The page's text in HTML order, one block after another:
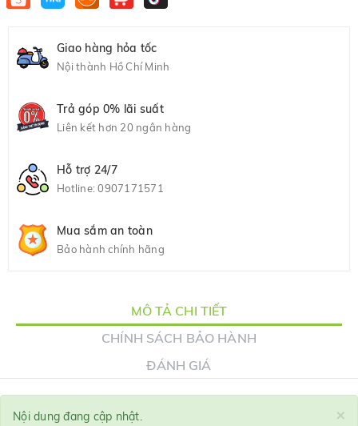
Giao hàng hỏa tốc
Nội thành Hồ Chí Minh
Trả góp 0% lãi suất
Liên kết hơn 20 ngân hàng
Hỗ trợ 24/7
Hotline:0907171571
Mua sắm an toàn
Bảo hành chính hãng
MÔ TẢ CHI TIẾT
CHÍNH SÁCH BẢO HÀNH
ĐÁNH GIÁ
×
Nội dung đang cập nhật.